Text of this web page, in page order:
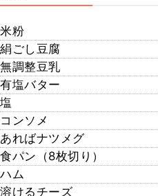
米粉
絹ごし豆腐
無調整豆乳
有塩バター
塩
コンソメ
あればナツメグ
食パン（8枚切り）
ハム
溶けるチーズ